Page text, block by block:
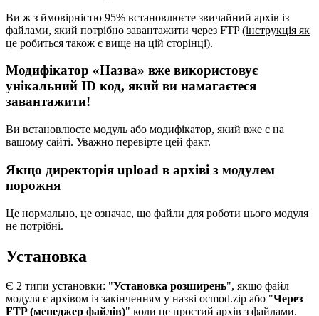
Ви ж з ймовірністю 95% встановлюєте звичайний архів із
файлами, який потрібно завантажити через FTP(інструкція як
це робиться також є вище на цій сторінці).
Модифікатор «Назва» вже використовує
унікальний ID код, який ви намагаєтеся
завантажити!
Ви встановлюєте модуль або модифікатор, який вже є на
вашому сайті. Уважно перевірте цей факт.
Якщо директорія upload в архіві з модулем
порожня
Це нормально, це означає, що файли для роботи цього модуля
не потрібні.
Установка
Є 2 типи установки: "Установка розширень", якщо файл
модуля є архівом із закінченням у назві ocmod.zip або "Через
FTP (менеджер файлів)" коли це простий архів з файлами.